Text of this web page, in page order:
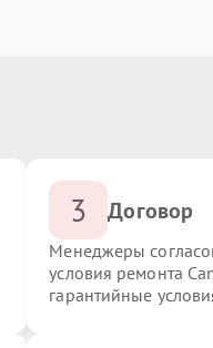
3 Договор
Менеджеры
условия ремонта
гарантийные